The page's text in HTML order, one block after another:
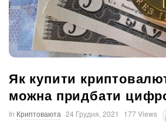
Як купити
можна придбати
In Криптоваюта 24 Грудня, 2021 177 Views